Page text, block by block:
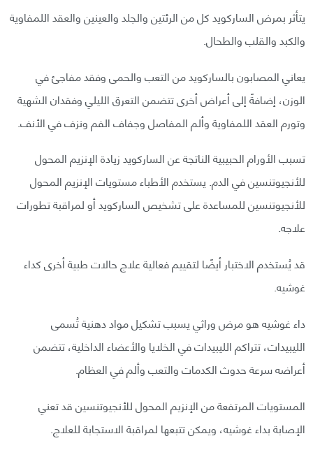
يتأثر بمرض الساركويد كل من الرئتين والجلد والعينين والعقد اللمفاوية
والكبد والقلب والطحال.
يعاني المصابون بالساركويد من التعب والحمى وفقد مفاجئ في
الوزن، إضافةً إلى أعراض أخرى تتضمن التعرق الليلي وفقدان الشهية
وتورم العقد اللمفاوية وألم المفاصل وجفاف الفم ونزف في الأنف.
تسبب الأورام الحبيبية الناتجة عن الساركويد زيادة الإنزيم المحول
للأنجيوتنسين في الدم. يستخدم الأطباء مستويات الإنزيم المحول
للأنجيوتنسين للمساعدة على تشخيص الساركويد أو لمراقبة تطورات
علاجه.
قد يُستخدم الاختبار أيضًا لتقييم فعالية علاج حالات طبية أخرى كداء
غوشيه.
داء غوشيه هو مرض وراثي يسبب تشكيل مواد دهنية تُسمى
الليبيدات، تتراكم الليبيدات في الخلايا والأعضاء الداخلية، تتضمن
أعراضه سرعة حدوث الكدمات والتعب وألم في العظام.
المستويات المرتفعة من الإنزيم المحول للأنجيوتنسين قد تعني
الإصابة بداء غوشيه، ويمكن تتبعها لمراقبة الاستجابة للعلاج.